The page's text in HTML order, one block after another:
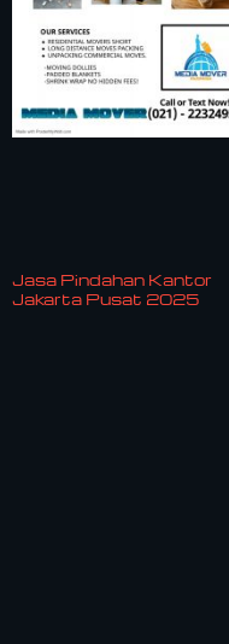
Jasa Pindahan Kantor
Jakarta Pusat 2025